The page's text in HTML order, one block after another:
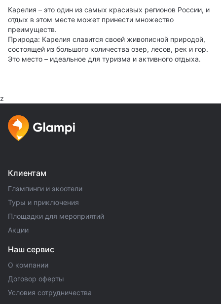
Карелия – это один из самых красивых регионов России, и
отдых в этом месте может принести множество
преимуществ.
Природа: Карелия славится своей живописной природой,
состоящей из большого количества озер, лесов, рек и гор.
Это место – идеальное для туризма и активного отдыха.
z
Клиентам
Глэмпинги и экоотели
Туры и приключения
Площадки для мероприятий
Акции
Наш сервис
О компании
Договор оферты
Условия сотрудничества